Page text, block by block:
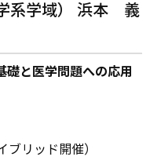
系学域） 浜本 義
礎と医学問題への応用
リッド開催）